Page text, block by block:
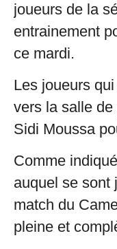
joueurs de la
entrainement
ce mardi.
Les joueurs
vers la salle
Sidi Moussa
Comme
auquel se sont
match du
pleine et